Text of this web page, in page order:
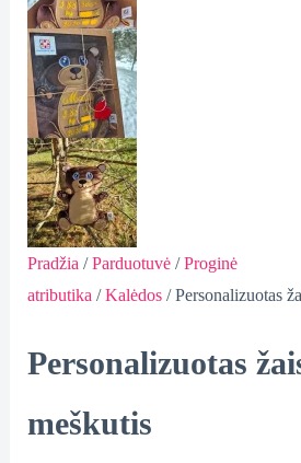
Pradžia /Parduotuvė/Proginė
atributika /Kalėdos/ Personalizuotas
Personalizuotas
meškutis